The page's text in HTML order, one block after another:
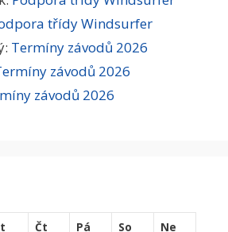
třídy Windsurfer
: Termíny závodů 2026
závodů 2026
závodů 2026
Čt Pá So Ne